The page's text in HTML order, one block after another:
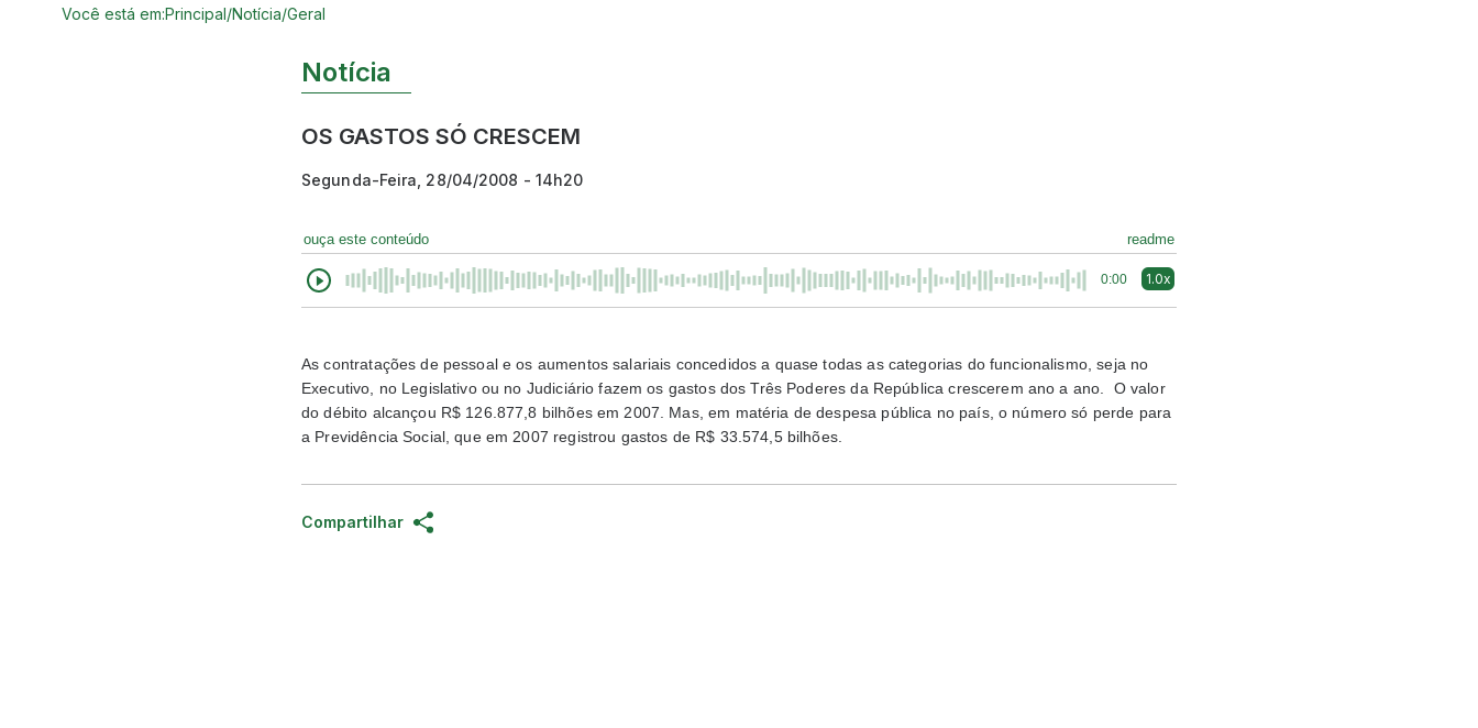
Você está em:Principal/Notícia/Geral
Notícia
OS GASTOS SÓ CRESCEM
Segunda-Feira, 28/04/2008 - 14h20
ouça este conteúdo readme
0:00 1.0x
As contratações de pessoal e os aumentos salariais concedidos a quase todas as categorias do funcionalismo, seja no
Executivo, no Legislativo ou no Judiciário fazem os gastos dos Três Poderes da República crescerem ano a ano. O valor
do débito alcançou R$ 126.877,8 bilhões em 2007. Mas, em matéria de despesa pública no país, o número só perde para
a Previdência Social, que em 2007 registrou gastos de R$ 33.574,5 bilhões.
Compartilhar